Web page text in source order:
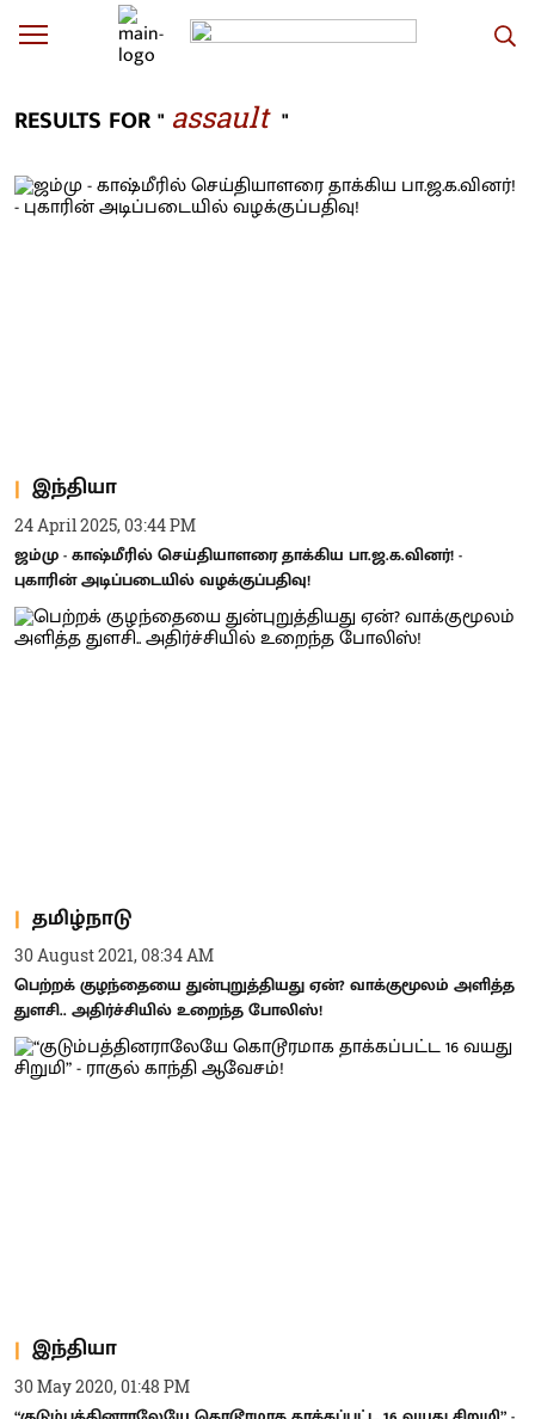
RESULTS FOR " assault "
இந்தியா
24 April 2025, 03:44 PM
ஜம்மு - காஷ்மீரில் செய்தியாளரை தாக்கிய பா.ஜ.க.வினர்! -
புகாரின் அடிப்படையில் வழக்குப்பதிவு!
தமிழ்நாடு
30 August 2021, 08:34 AM
பெற்றக் குழந்தையை துன்புறுத்தியது ஏன்? வாக்குமூலம் அளித்த
துளசி.. அதிர்ச்சியில் உறைந்த போலிஸ்!
இந்தியா
30 May 2020, 01:48 PM